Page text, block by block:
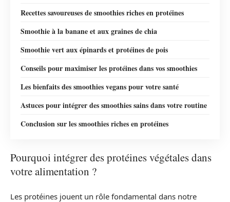
Recettes savoureuses de smoothies riches en protéines
Smoothie à la banane et aux graines de chia
Smoothie vert aux épinards et protéines de pois
Conseils pour maximiser les protéines dans vos smoothies
Les bienfaits des smoothies vegans pour votre santé
Astuces pour intégrer des smoothies sains dans votre routine
Conclusion sur les smoothies riches en protéines
Pourquoi intégrer des protéines végétales dans
votre alimentation ?
Les protéines jouent un rôle fondamental dans notre